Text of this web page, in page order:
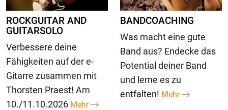
ROCKGUITAR AND
GUITARSOLO
Verbessere deine
Fähigkeiten auf der e-
Gitarre zusammen mit
Thorsten Praest! Am
10./11.10.2026 Mehr
BANDCOACHING
Was macht eine gute
Band aus? Endecke das
Potential deiner Band
und lerne es zu
entfalten! Mehr